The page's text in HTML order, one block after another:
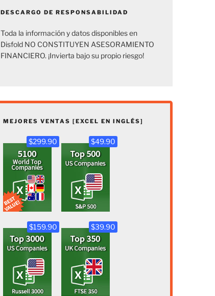
DESCARGO DE RESPONSABILIDAD
Toda la información y datos disponibles en
Disfold NO CONSTITUYEN ASESORAMIENTO
FINANCIERO. ¡Invierta bajo su propio riesgo!
MEJORES VENTAS [EXCEL EN INGLÉS]
$299.90 $49.90
$159.90 $39.90